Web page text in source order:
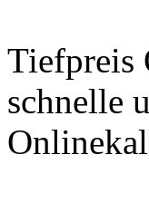
Tiefpreis
schnelle